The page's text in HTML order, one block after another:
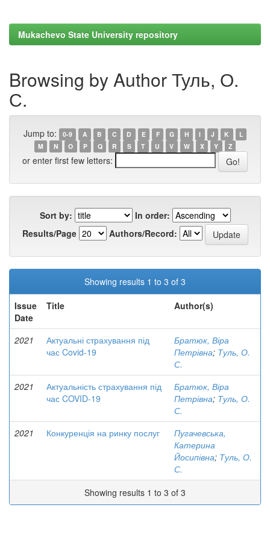
Mukachevo State University repository
Browsing by Author Туль, О.
С.
Jump to: 0-9 A B C D E F G H I J K
L
M
N O P Q R S T U V W X Y Z
or enter first few letters:
Sort by:
In order:
Results/Page
Authors/Record:
Showing results 1 to 3 of 3
Issue
Date
Title Author(s)
2021
Актуальні страхування під
час Covid-19
Братюк, Віра
Петрівна; Туль, О.
С.
2021
Актуальність страхування під
час COVID-19
Братюк, Віра
Петрівна; Туль, О.
С.
2021
Конкуренція на ринку послуг
Пугачевська,
Катерина
Йосипівна; Туль, О.
С.
Showing results 1 to 3 of 3